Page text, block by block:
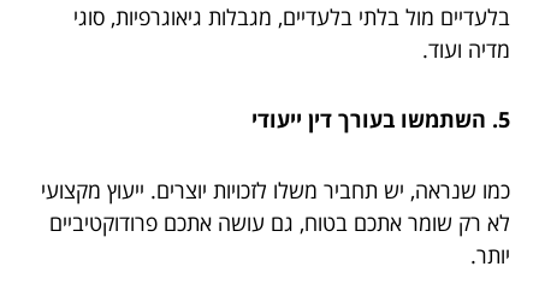
בלעדיים מול בלתי בלעדיים, מגבלות גיאוגרפיות, סוגי
מדיה ועוד.
5. השתמשו בעורך דין ייעודי
כמו שנראה, יש תחביר משלו לזכויות יוצרים. ייעוץ מקצועי
לא רק שומר אתכם בטוח, גם עושה אתכם פרודוקטיביים
יותר.